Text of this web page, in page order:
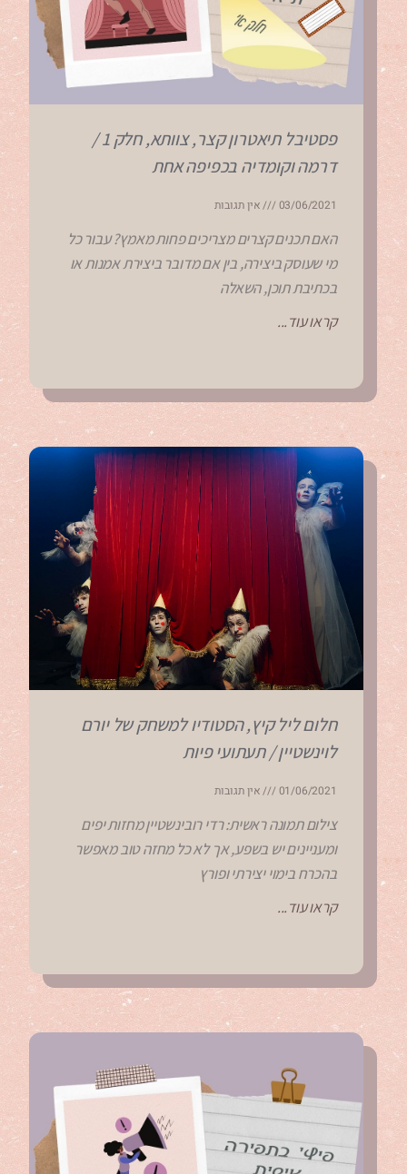
פסטיבל תיאטרון קצר, צוותא, חלק 1 /
דרמה וקומדיה בכפיפה אחת
03/06/2021 אין תגובות
האם תכנים קצרים מצריכים פחות מאמץ? עבור כל
מי שעוסק ביצירה, בין אם מדובר ביצירת אמנות או
בכתיבת תוכן, השאלה
קראו עוד...
חלום ליל קיץ, הסטודיו למשחק של יורם
לוינשטיין / תעתועי פיות
01/06/2021 אין תגובות
צילום תמונה ראשית: רדי רובינשטיין מחזות יפים
ומעניינים יש בשפע, אך לא כל מחזה טוב מאפשר
בהכרח בימוי יצירתי ופורץ
קראו עוד...